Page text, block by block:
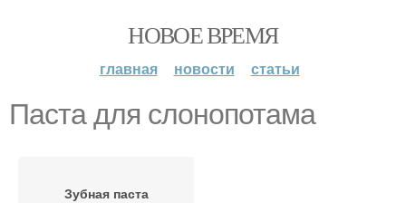
НОВОЕ ВРЕМЯ
главная новости статьи
Паста для слонопотама
Зубная паста